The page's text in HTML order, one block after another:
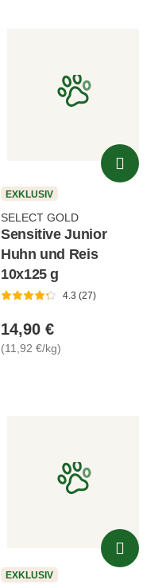
EXKLUSIV
SELECT GOLD
Sensitive Junior
Huhn und Reis
10x125 g
4.3 (27)
14,90 €
(11,92 €/kg)
EXKLUSIV